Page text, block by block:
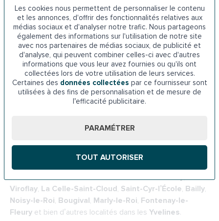
Les cookies nous permettent de personnaliser le contenu
et les annonces, d'offrir des fonctionnalités relatives aux
médias sociaux et d'analyser notre trafic. Nous partageons
également des informations sur l'utilisation de notre site
avec nos partenaires de médias sociaux, de publicité et
d'analyse, qui peuvent combiner celles-ci avec d'autres
informations que vous leur avez fournies ou qu'ils ont
collectées lors de votre utilisation de leurs services.
Certaines des données collectées par ce fournisseur sont
utilisées à des fins de personnalisation et de mesure de
l’efficacité publicitaire.
PARAMÉTRER
TOUT AUTORISER
Ces équipements sont spécialement conçus pour
s’adapter harmonieusement à votre intérieur tout en
respectant le style de votre logement versaillais.
💡 Nos conseillers peuvent également vous orienter vers
d’autres services complémentaires :
–Transport à la demande: pour vos déplacements dans
Versailles et ses environs, en toute sérénité.
Livraison de repas: des repas équilibrés livrés
: organisation de soins médicaux et de
Nos équipes se déplacent dans tous les quartiers de
Versailleset les villes environnantes :Le Chesnay,
Viroflay, La Celle-Saint-Cloud, Saint-Cyr-l’École, Bailly,
Noisy-le-Roi, Bougival, Marly-le-Roi, Fontenay-le-
Fleury et bien d’autres localités dans les Yvelines.